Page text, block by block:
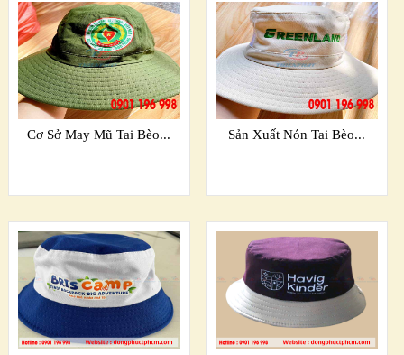
Cơ Sở May Mũ Tai Bèo... Sản Xuất Nón Tai Bèo...